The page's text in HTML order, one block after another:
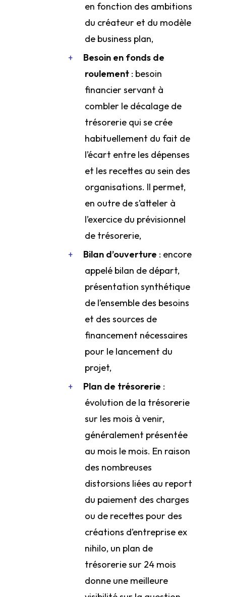
en fonction des ambitions
du créateur et du modèle
de business plan,
Besoin en fonds de
roulement : besoin
financier servant à
combler le décalage de
trésorerie qui se crée
habituellement du fait de
l’écart entre les dépenses
et les recettes au sein des
organisations. Il permet,
en outre de s’atteler à
l’exercice du prévisionnel
de trésorerie,
Bilan d’ouverture : encore
appelé bilan de départ,
présentation synthétique
de l’ensemble des besoins
et des sources de
financement nécessaires
pour le lancement du
projet,
Plan de trésorerie :
évolution de la trésorerie
sur les mois à venir,
généralement présentée
au mois le mois. En raison
des nombreuses
distorsions liées au report
du paiement des charges
ou de recettes pour des
créations d’entreprise ex
nihilo, un plan de
trésorerie sur 24 mois
donne une meilleure